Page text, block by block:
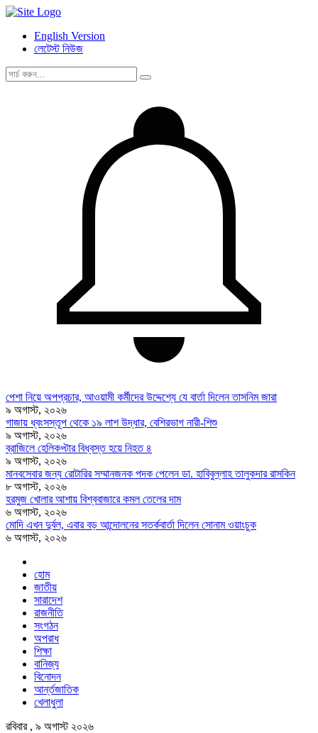
English Version
লেটেস্ট নিউজ
পেশা নিয়ে অপপ্রচার, আওয়ামী কর্মীদের উদ্দেশ্যে যে বার্তা দিলেন তাসনিম জারা
৯ অগাস্ট, ২০২৬
গাজায় ধ্বংসস্তূপ থেকে ১৯ লাশ উদ্ধার, বেশিরভাগ নারী-শিশু
৯ অগাস্ট, ২০২৬
ব্রাজিলে হেলিকপ্টার বিধ্বস্ত হয়ে নিহত ৪
৯ অগাস্ট, ২০২৬
মানবসেবার জন্য রোটারির সম্মানজনক পদক পেলেন ডা. হাবিবুল্লাহ তালুকদার রাসকিন
৮ অগাস্ট, ২০২৬
হরমুজ খোলার আশায় বিশ্ববাজারে কমল তেলের দাম
৬ অগাস্ট, ২০২৬
মোদি এখন দুর্বল, এবার বড় আন্দোলনের সতর্কবার্তা দিলেন সোনাম ওয়াংচুক
৬ অগাস্ট, ২০২৬
হোম
জাতীয়
সারাদেশ
রাজনীতি
সংগঠন
অপরাধ
শিক্ষা
বানিজ্য
বিনোদন
আর্ন্তজাতিক
খেলাধুলা
রবিবার , ৯ অগাস্ট ২০২৬